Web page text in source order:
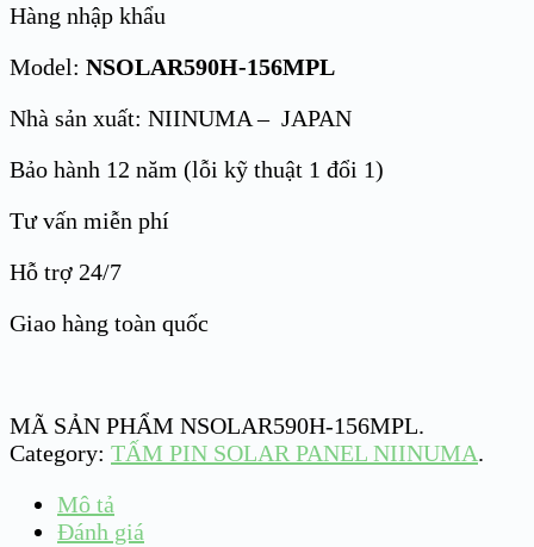
Hàng nhập khẩu
Model: NSOLAR590H-156MPL
Nhà sản xuất: NIINUMA – JAPAN
Bảo hành 12 năm (lỗi kỹ thuật 1 đổi 1)
Tư vấn miễn phí
Hỗ trợ 24/7
Giao hàng toàn quốc
MÃ SẢN PHẨM NSOLAR590H-156MPL.
Category: TẤM PIN SOLAR PANEL NIINUMA.
Mô tả
Đánh giá